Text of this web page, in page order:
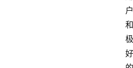
户
和
极
好